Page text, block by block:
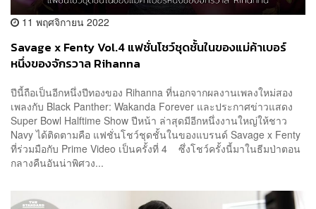
11 พฤศจิกายน 2022
Savage x Fenty Vol.4 แฟชั่นโชว์ชุดชั้นในของแม่ค้าเบอร์
หนึ่งของจักรวาล Rihanna
ปีนี้ถือเป็นอีกหนึ่งปีทองของ Rihanna ที่นอกจากผลงานเพลงใหม่สอง
เพลงกับ Black Panther: Wakanda Forever และประกาศข่าวแสดง
Super Bowl Halftime Show ปีหน้า ล่าสุดมีอีกหนึ่งงานใหญ่ให้ชาว
Navy ได้ติดตามคือ แฟชั่นโชว์ชุดชั้นในของแบรนด์ Savage x Fenty
ที่ร่วมมือกับ Prime Video เป็นครั้งที่ 4 ซึ่งโชว์ครั้งนี้มาในธีมป่าตอน
กลางคืนอันน่าพิศวง...